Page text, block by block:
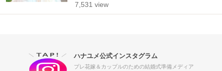
7,531 view
ハナユメ公式インスタグラム
プレ花嫁＆カップルのための結婚式準備メディア